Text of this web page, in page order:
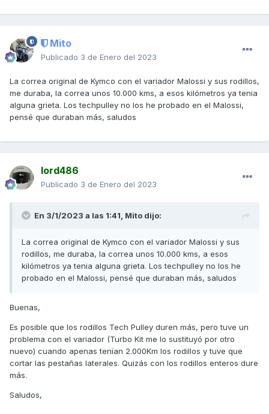
Mito
Publicado 3 de Enero del 2023
La correa original de Kymco con el variador Malossi y sus rodillos,
me duraba, la correa unos 10.000 kms, a esos kilómetros ya tenia
alguna grieta. Los techpulley no los he probado en el Malossi,
pensé que duraban más, saludos
lord486
Publicado 3 de Enero del 2023
En 3/1/2023 a las 1:41, Mito dijo:
La correa original de Kymco con el variador Malossi y sus
rodillos, me duraba, la correa unos 10.000 kms, a esos
kilómetros ya tenia alguna grieta. Los techpulley no los he
probado en el Malossi, pensé que duraban más, saludos
Buenas,
Es posible que los rodillos Tech Pulley duren más, pero tuve un
problema con el variador (Turbo Kit me lo sustituyó por otro
nuevo) cuando apenas tenían 2.000Km los rodillos y tuve que
cortar las pestañas laterales. Quizás con los rodillos enteros dure
más.
Saludos,